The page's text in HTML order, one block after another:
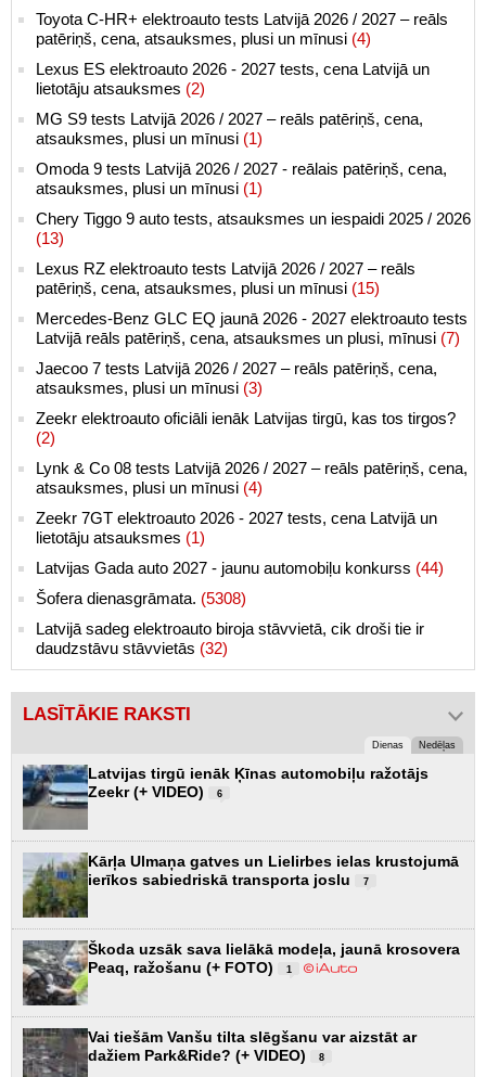
Toyota C-HR+ elektroauto tests Latvijā 2026 / 2027 – reāls
patēriņš, cena, atsauksmes, plusi un mīnusi (4)
Lexus ES elektroauto 2026 - 2027 tests, cena Latvijā un
lietotāju atsauksmes (2)
MG S9 tests Latvijā 2026 / 2027 – reāls patēriņš, cena,
atsauksmes, plusi un mīnusi (1)
Omoda 9 tests Latvijā 2026 / 2027 - reālais patēriņš, cena,
atsauksmes, plusi un mīnusi (1)
Chery Tiggo 9 auto tests, atsauksmes un iespaidi 2025 / 2026
(13)
Lexus RZ elektroauto tests Latvijā 2026 / 2027 – reāls
patēriņš, cena, atsauksmes, plusi un mīnusi (15)
Mercedes-Benz GLC EQ jaunā 2026 - 2027 elektroauto tests
Latvijā reāls patēriņš, cena, atsauksmes un plusi, mīnusi (7)
Jaecoo 7 tests Latvijā 2026 / 2027 – reāls patēriņš, cena,
atsauksmes, plusi un mīnusi (3)
Zeekr elektroauto oficiāli ienāk Latvijas tirgū, kas tos tirgos?
(2)
Lynk & Co 08 tests Latvijā 2026 / 2027 – reāls patēriņš, cena,
atsauksmes, plusi un mīnusi (4)
Zeekr 7GT elektroauto 2026 - 2027 tests, cena Latvijā un
lietotāju atsauksmes (1)
Latvijas Gada auto 2027 - jaunu automobiļu konkurss (44)
Šofera dienasgrāmata. (5308)
Latvijā sadeg elektroauto biroja stāvvietā, cik droši tie ir
daudzstāvu stāvvietās (32)
LASĪTĀKIE RAKSTI
Dienas Nedēļas
Latvijas tirgū ienāk Ķīnas automobiļu ražotājs
Zeekr (+ VIDEO)
6
Kārļa Ulmaņa gatves un Lielirbes ielas krustojumā
ierīkos sabiedriskā transporta joslu
7
Škoda uzsāk sava lielākā modeļa, jaunā krosovera
Peaq, ražošanu (+ FOTO)
1
Vai tiešām Vanšu tilta slēgšanu var aizstāt ar
dažiem Park&Ride? (+ VIDEO)
8